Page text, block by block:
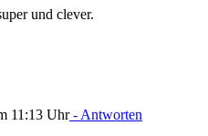
und clever.
11:13 Uhr- Antworten